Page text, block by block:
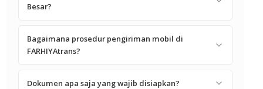
Besar?
Bagaimana prosedur pengiriman mobil di
FARHIYAtrans?
Dokumen apa saja yang wajib disiapkan?